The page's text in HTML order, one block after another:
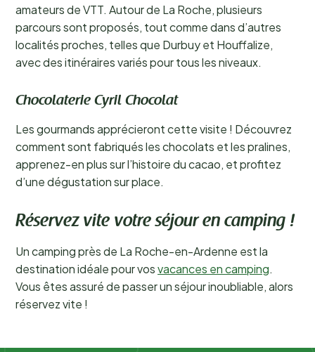
amateurs de VTT. Autour de La Roche, plusieurs
parcours sont proposés, tout comme dans d’autres
localités proches, telles que Durbuy et Houffalize,
avec des itinéraires variés pour tous les niveaux.
Chocolaterie Cyril Chocolat
Les gourmands apprécieront cette visite ! Découvrez
comment sont fabriqués les chocolats et les pralines,
apprenez-en plus sur l’histoire du cacao, et profitez
d’une dégustation sur place.
Réservez vite votre séjour en camping !
Un camping près de La Roche-en-Ardenne est la
destination idéale pour vosvacances en camping.
Vous êtes assuré de passer un séjour inoubliable, alors
réservez vite !